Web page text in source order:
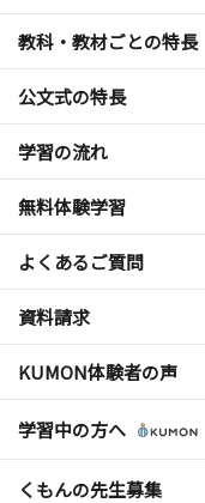
教科・教材ごとの特長
公文式の特長
学習の流れ
無料体験学習
よくあるご質問
資料請求
KUMON体験者の声
学習中の方へ
くもんの先生募集